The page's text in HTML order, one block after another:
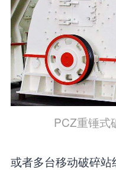
PCZ重锤式
或者多台移动破碎站